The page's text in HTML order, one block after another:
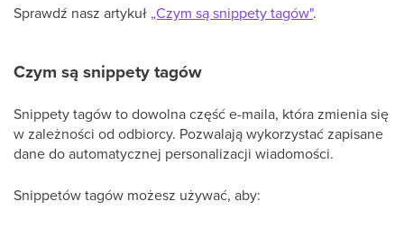
Sprawdź nasz artykuł „Czym są snippety tagów".
Czym są snippety tagów
Snippety tagów to dowolna część e-maila, która zmienia się
w zależności od odbiorcy. Pozwalają wykorzystać zapisane
dane do automatycznej personalizacji wiadomości.
Snippetów tagów możesz używać, aby: